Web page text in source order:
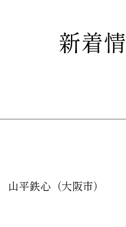
新着
平鉄心（大阪市）